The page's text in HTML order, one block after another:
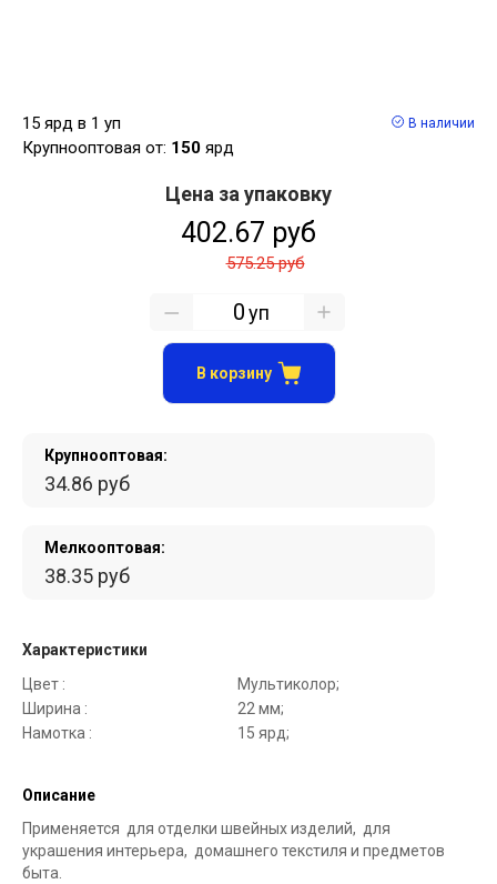
15 ярд в 1 уп
Крупнооптовая от: 150 ярд
В наличии
Крупнооптовая:
34.86 руб
Мелкооптовая:
38.35 руб
Характеристики
Цвет :
Мультиколор;
Ширина :
22 мм;
Намотка :
15 ярд;
Описание
Применяется для отделки швейных изделий, для
украшения интерьера, домашнего текстиля и предметов
быта.
Цена за упаковку
402.67 руб
575.25 руб
уп
В корзину